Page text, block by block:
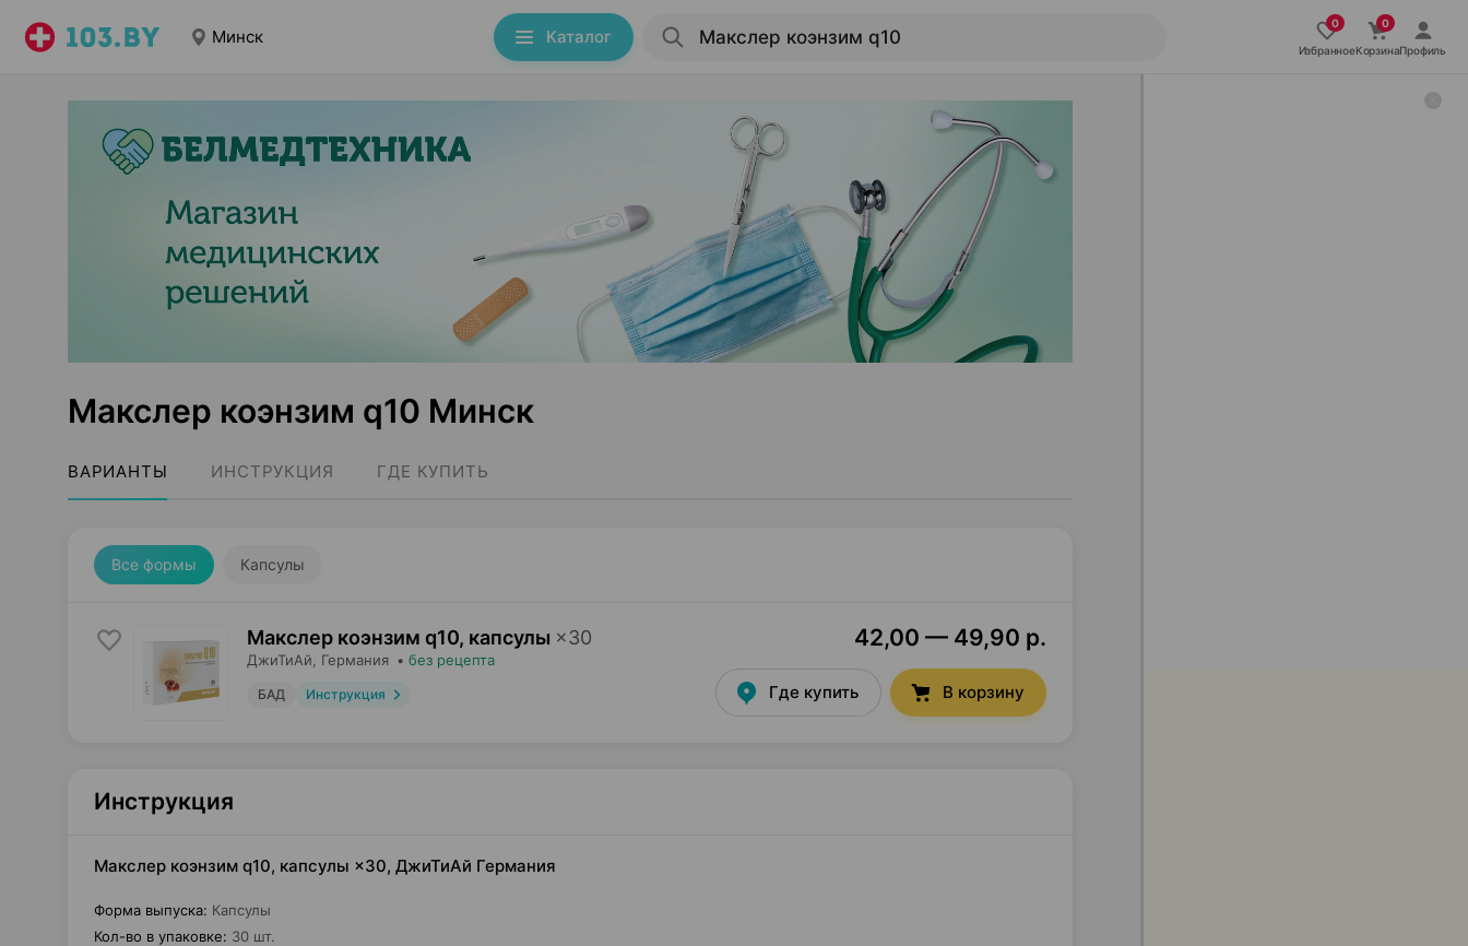
Минск Каталог
ИзбранноеКорзинаПрофиль
Макслер коэнзим q10 Минск
ВАРИАНТЫ ИНСТРУКЦИЯ ГДЕ КУПИТЬ
Все формы Капсулы
Макслер коэнзим q10, капсулы ×30
ДжиТиАй , Германия • без рецепта
БАД Инструкция
42,00 — 49,90 р.
Где купить В корзину
Инструкция
Макслер коэнзим q10, капсулы ×30, ДжиТиАй Германия
Форма выпуска: Капсулы
Кол-во в упаковке: 30 шт.